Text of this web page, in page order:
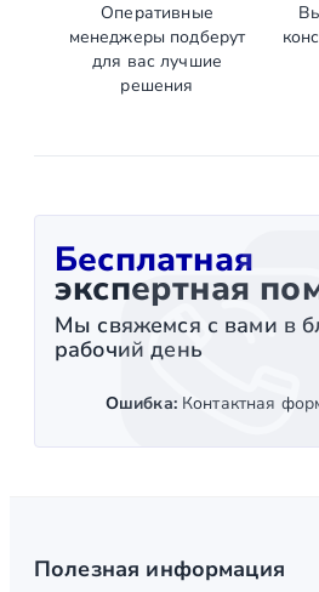
Оперативные
менеджеры подберут
для вас лучшие
решения
Бесплатная
экспертная
Мы свяжемся с вами в
рабочий день
Ошибка:Контактная
Полезная информация